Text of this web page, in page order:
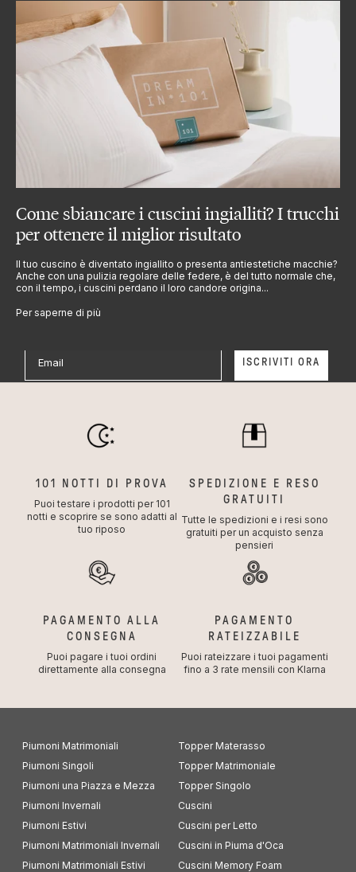
Come sbiancare i cuscini ingialliti? I trucchi
per ottenere il miglior risultato
Il tuo cuscino è diventato ingiallito o presenta antiestetiche macchie?
Anche con una pulizia regolare delle federe, è del tutto normale che,
con il tempo, i cuscini perdano il loro candore origina...
Per saperne di più
RIMANI SEMPRE AGGIORNATO
Iscriviti alla Newsletter
Non perderti tutte le novità e promozioni in arrivo!
Iscriviti alla nostra Newsletter e ricevi subito uno sconto
del 10% sul tuo primo ordine*
Email
ISCRIVITI ORA
101 NOTTI DI PROVA
Puoi testare i prodotti per 101
notti e scoprire se sono adatti al
tuo riposo
SPEDIZIONE E RESO
GRATUITI
Tutte le spedizioni e i resi sono
gratuiti per un acquisto senza
pensieri
PAGAMENTO ALLA
CONSEGNA
Puoi pagare i tuoi ordini
direttamente alla consegna
PAGAMENTO
RATEIZZABILE
Puoi rateizzare i tuoi pagamenti
fino a 3 rate mensili con Klarna
Piumoni Matrimoniali
Piumoni Singoli
Piumoni una Piazza e Mezza
Piumoni Invernali
Piumoni Estivi
Piumoni Matrimoniali Invernali
Piumoni Matrimoniali Estivi
Topper Materasso
Topper Matrimoniale
Topper Singolo
Cuscini
Cuscini per Letto
Cuscini in Piuma d'Oca
Cuscini Memory Foam